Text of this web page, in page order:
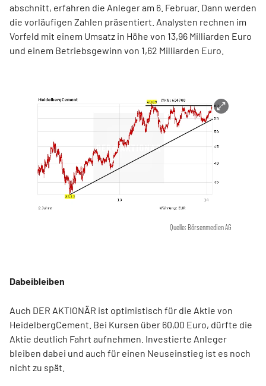
abschnitt, erfahren die Anleger am 6. Februar. Dann werden
die vorläufigen Zahlen präsentiert. Analysten rechnen im
Vorfeld mit einem Umsatz in Höhe von 13,96 Milliarden Euro
und einem Betriebsgewinn von 1,62 Milliarden Euro.
Quelle: Börsenmedien AG
Dabeibleiben
Auch DER AKTIONÄR ist optimistisch für die Aktie von
HeidelbergCement. Bei Kursen über 60,00 Euro, dürfte die
Aktie deutlich Fahrt aufnehmen. Investierte Anleger
bleiben dabei und auch für einen Neuseinstieg ist es noch
nicht zu spät.